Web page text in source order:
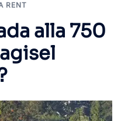
RENT
alla 750